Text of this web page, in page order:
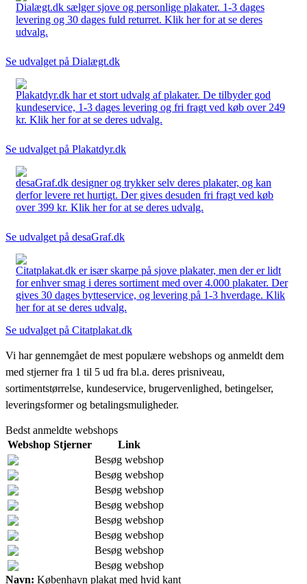
Dialægt.dk sælger sjove og personlige plakater. 1-3 dages
levering og 30 dages fuld returret. Klik her for at se deres
udvalg.
Se udvalget på Dialægt.dk
Plakatdyr.dk har et stort udvalg af plakater. De tilbyder god
kundeservice, 1-3 dages levering og fri fragt ved køb over 249
kr. Klik her for at se deres udvalg.
Se udvalget på Plakatdyr.dk
desaGraf.dk designer og trykker selv deres plakater, og kan
derfor levere ret hurtigt. Der gives desuden fri fragt ved køb
over 399 kr. Klik her for at se deres udvalg.
Se udvalget på desaGraf.dk
Citatplakat.dk er især skarpe på sjove plakater, men der er lidt
for enhver smag i deres sortiment med over 4.000 plakater. Der
gives 30 dages bytteservice, og levering på 1-3 hverdage. Klik
her for at se deres udvalg.
Se udvalget på Citatplakat.dk
Vi har gennemgået de mest populære webshops og anmeldt dem
med stjerner fra 1 til 5 ud fra bl.a. deres prisniveau,
sortimentstørrelse, kundeservice, brugervenlighed, betingelser,
leveringsformer og betalingsmuligheder.
Bedst anmeldte webshops
Webshop Stjerner
Link
Besøg webshop
Besøg webshop
Besøg webshop
Besøg webshop
Besøg webshop
Besøg webshop
Besøg webshop
Besøg webshop
Navn: København plakat med hvid kant